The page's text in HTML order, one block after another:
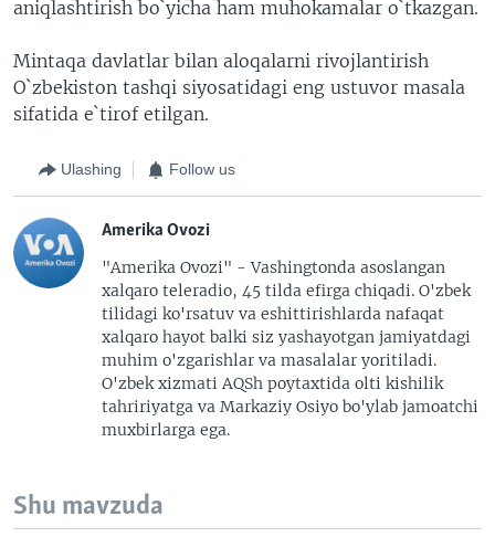
aniqlashtirish bo`yicha ham muhokamalar o`tkazgan.
Mintaqa davlatlar bilan aloqalarni rivojlantirish
O`zbekiston tashqi siyosatidagi eng ustuvor masala
sifatida e`tirof etilgan.
Ulashing Follow us
Amerika Ovozi
"Amerika Ovozi" - Vashingtonda asoslangan
xalqaro teleradio, 45 tilda efirga chiqadi. O'zbek
tilidagi ko'rsatuv va eshittirishlarda nafaqat
xalqaro hayot balki siz yashayotgan jamiyatdagi
muhim o'zgarishlar va masalalar yoritiladi.
O'zbek xizmati AQSh poytaxtida olti kishilik
tahririyatga va Markaziy Osiyo bo'ylab jamoatchi
muxbirlarga ega.
Shu mavzuda